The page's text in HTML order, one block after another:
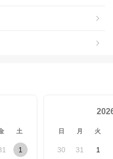
土
1
日 月 火
30 31 1